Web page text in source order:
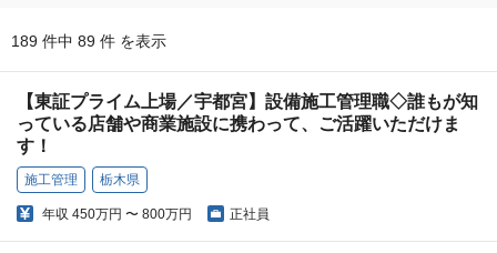
189 件中 89 件 を表示
【東証プライム上場／宇都宮】設備施工管理職◇誰もが知
っている店舗や商業施設に携わって、ご活躍いただけま
す！
施工管理 栃木県
年収 450万円 〜 800万円 正社員